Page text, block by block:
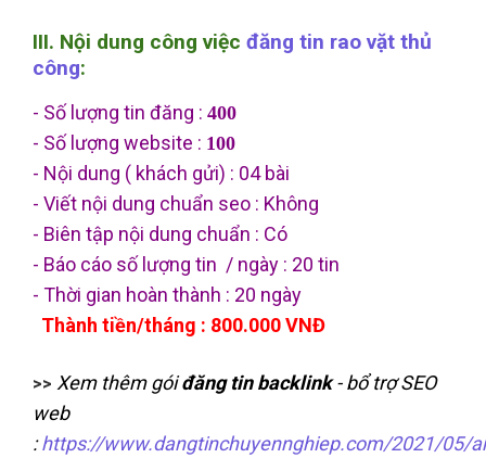
III. Nội dung công việc đăng tin rao vặt thủ
công:
- Số lượng tin đăng : 400
- Số lượng website : 100
- Nội dung ( khách gửi) : 04 bài
- Viết nội dung chuẩn seo : Không
- Biên tập nội dung chuẩn : Có
- Báo cáo số lượng tin  / ngày : 20 tin
- Thời gian hoàn thành : 20 ngày
Thành tiền/tháng : 800.000 VNĐ
>> Xem thêm góiđăng tin backlink- bổ trợ SEO
web
:https://www.dangtinchuyennghiep.com/2021/05/